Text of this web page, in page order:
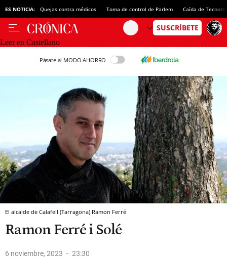
ES NOTICIA: Quejas contra médicos Toma de control de Parlem Caída de
Leer en Castellano
Pásate al MODO AHORRO
El alcalde de Calafell (Tarragona) Ramon Ferré
Ramon Ferré i Solé
6 noviembre, 2023 23:30